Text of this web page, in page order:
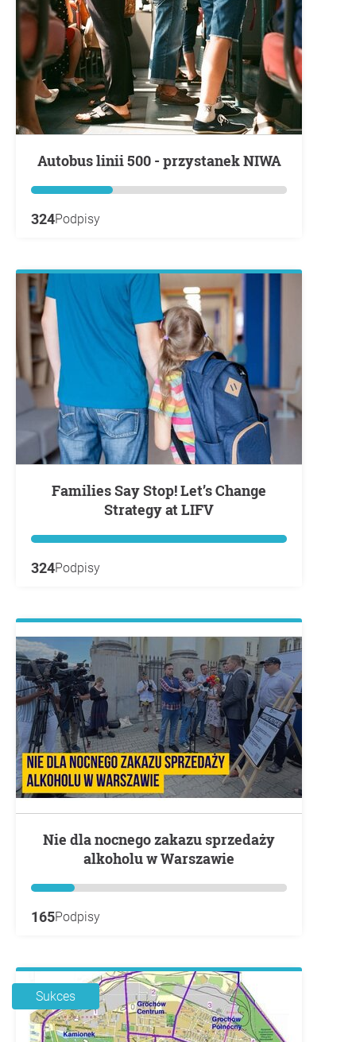
Autobus linii 500 - przystanek NIWA
324Podpisy
Families Say Stop! Let’s Change
Strategy at LIFV
324Podpisy
Nie dla nocnego zakazu sprzedaży
alkoholu w Warszawie
165Podpisy
Sukces